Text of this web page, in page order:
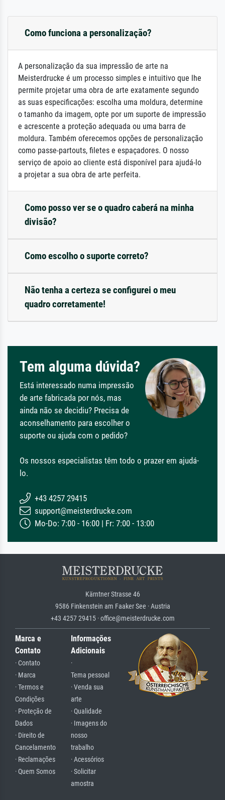
Como funciona a personalização?
A personalização da sua impressão de arte na
Meisterdrucke é um processo simples e intuitivo que lhe
permite projetar uma obra de arte exatamente segundo
as suas especificações: escolha uma moldura, determine
o tamanho da imagem, opte por um suporte de impressão
e acrescente a proteção adequada ou uma barra de
moldura. Também oferecemos opções de personalização
como passe-partouts, filetes e espaçadores. O nosso
serviço de apoio ao cliente está disponível para ajudá-lo
a projetar a sua obra de arte perfeita.
Como posso ver se o quadro caberá na minha
divisão?
Como escolho o suporte correto?
Não tenha a certeza se configurei o meu
quadro corretamente!
Tem alguma dúvida?
Está interessado numa impressão
de arte fabricada por nós, mas
ainda não se decidiu? Precisa de
aconselhamento para escolher o
suporte ou ajuda com o pedido?
Os nossos especialistas têm todo o prazer em ajudá-
lo.
+43 4257 29415
support@meisterdrucke.com
Mo-Do: 7:00 - 16:00 | Fr: 7:00 - 13:00
Kärntner Strasse 46
9586 Finkenstein am Faaker See · Austria
+43 4257 29415 · office@meisterdrucke.com
Marca e
Contato
· Contato
· Marca
· Termos e
Condições
· Proteção de
Dados
· Direito de
Cancelamento
· Reclamações
· Quem Somos
Informações
Adicionais
·
Tema pessoal
· Venda sua
arte
· Qualidade
· Imagens do
nosso
trabalho
· Acessórios
· Solicitar
amostra